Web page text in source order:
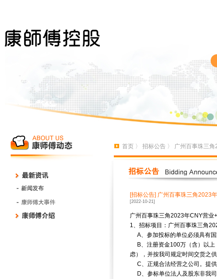
首页 〉 招标公告 〉 广州百事珠三
[招标公告] 广州百事珠三角2023
[2022-10-21]
广州百事珠三角2023年CNY营业
1、招标项目：广州百事珠三角
A、参加投标的单位必须具有国
B、注册资金100万（含）以上
虑），并按我司规定时间交货之
C、正规合法经营之公司。提
D、参标单位法人及股东非我